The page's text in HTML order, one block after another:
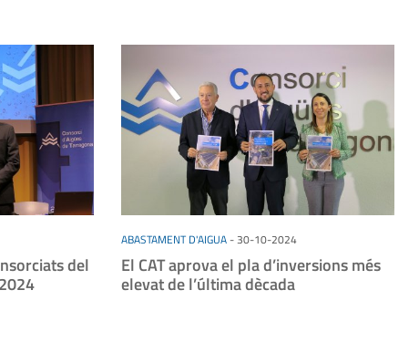
del
ABASTAMENT D'AIGUA-30-10-2024
El CAT aprova el pla d’inversions més
elevat de l’última dècada